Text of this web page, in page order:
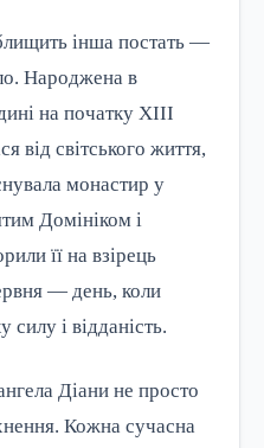
інша постать —
Народжена в
на початку XIII
від світського життя,
монастир у
Домініком і
її на взірець
— день, коли
силу і відданість.
Діани не просто
Кожна сучасна